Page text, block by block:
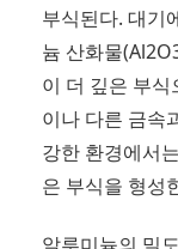
부식된다. 대기
늄 산화물
이 더 깊은 부
이나 다른 금속
강한 환경에서
은 부식을 형성